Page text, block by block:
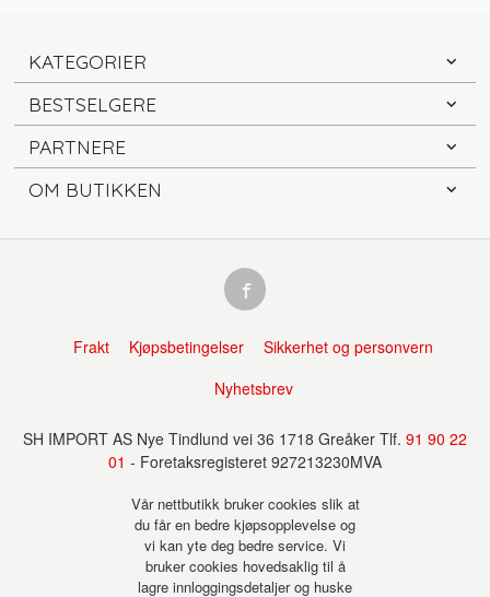
KATEGORIER
BESTSELGERE
PARTNERE
OM BUTIKKEN
Frakt Kjøpsbetingelser
Sikkerhet og personvern
Nyhetsbrev
SH IMPORT AS Nye Tindlund vei 36 1718 Greåker Tlf. 91 90 22
01 - Foretaksregisteret 927213230MVA
Vår nettbutikk bruker cookies slik at
du får en bedre kjøpsopplevelse og
vi kan yte deg bedre service. Vi
bruker cookies hovedsaklig til å
lagre innloggingsdetaljer og huske